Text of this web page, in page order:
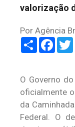
valorização
Por Agência
Share
O Governo
oficialmente
da
Federal. O